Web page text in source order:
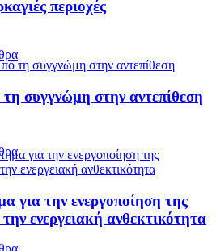
περιοχές
συγγνώμη στην αντεπίθεση
για την ενεργοποίηση της
ενεργειακή ανθεκτικότητα